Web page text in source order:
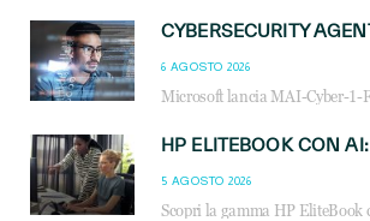
6 AGOSTO 2026
5 AGOSTO 2026